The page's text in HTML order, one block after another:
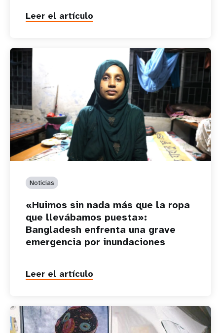
Leer el artículo
Noticias
«Huimos sin nada más que la ropa
que llevábamos puesta»:
Bangladesh enfrenta una grave
emergencia por inundaciones
Leer el artículo